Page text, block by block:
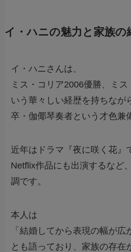
イ・ハニの魅力と家族の
イ・ハニさんは、
ミス・コリア2006優勝、ミス
いう華々しい経歴を持ちなが
卒・伽倻琴奏者という才色兼
近年はドラマ『夜に咲く花』
Netflix作品にも出演するなど
調です。
本人は
「結婚してから表現の幅が広
とも語っており、家族の存在